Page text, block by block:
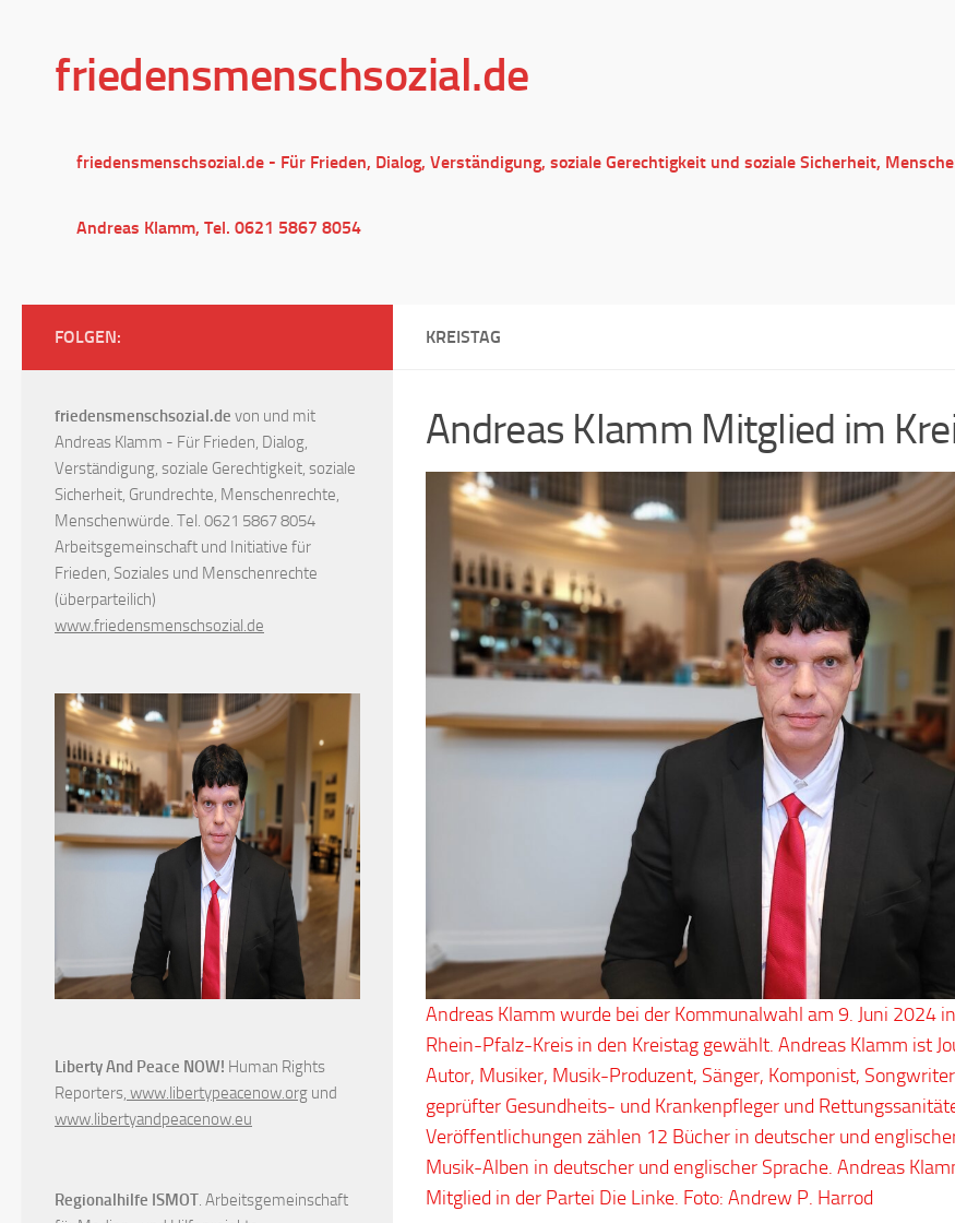
friedensmenschsozial.de
friedensmenschsozial.de - Für Frieden, Dialog, Verständigung, soziale Gerechtigkeit und soziale Sicherheit,
Andreas Klamm, Tel. 0621 5867 8054
KREISTAG
Andreas Klamm Mitglied im
Andreas Klamm wurde bei der Kommunalwahl am 9. Juni 2024
Rhein-Pfalz-Kreis in den Kreistag gewählt. Andreas Klamm ist
Autor, Musiker, Musik-Produzent, Sänger, Komponist,
geprüfter Gesundheits- und Krankenpfleger und
Veröffentlichungen zählen 12 Bücher in deutscher und
Musik-Alben in deutscher und englischer Sprache. Andreas
Mitglied in der Partei Die Linke. Foto: Andrew P. Harrod
FOLGEN:
friedensmenschsozial.de von und mit
Andreas Klamm - Für Frieden, Dialog,
Verständigung, soziale Gerechtigkeit, soziale
Sicherheit, Grundrechte, Menschenrechte,
Menschenwürde. Tel. 0621 5867 8054
Arbeitsgemeinschaft und Initiative für
Frieden, Soziales und Menschenrechte
(überparteilich)
www.friedensmenschsozial.de
Liberty And Peace NOW! Human Rights
Reporters, www.libertypeacenow.org und
www.libertyandpeacenow.eu
Regionalhilfe ISMOT. Arbeitsgemeinschaft